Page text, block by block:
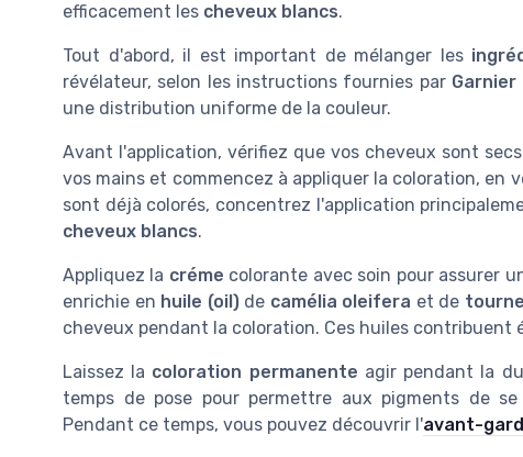
efficacement les cheveux blancs.
Tout d'abord, il est important de mélanger les
révélateur, selon les instructions fournies par Garnier
une distribution uniforme de la couleur.
Avant l'application, vérifiez que vos cheveux sont
vos mains et commencez à appliquer la coloration, en
sont déjà colorés, concentrez l'application
cheveux blancs.
Appliquez la créme colorante avec soin pour assurer
enrichie en huile (oil)de camélia oleifera et de
cheveux pendant la coloration. Ces huiles contribuent
Laissez la coloration permanente agir pendant la
temps de pose pour permettre aux pigments de
Pendant ce temps, vous pouvez découvrir l'avant-